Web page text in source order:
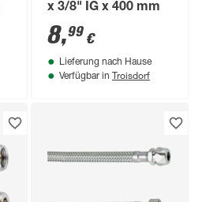
x 3/8" IG x 400 mm
8,99 €
Lieferung nach Hause
Verfügbar in Troisdorf